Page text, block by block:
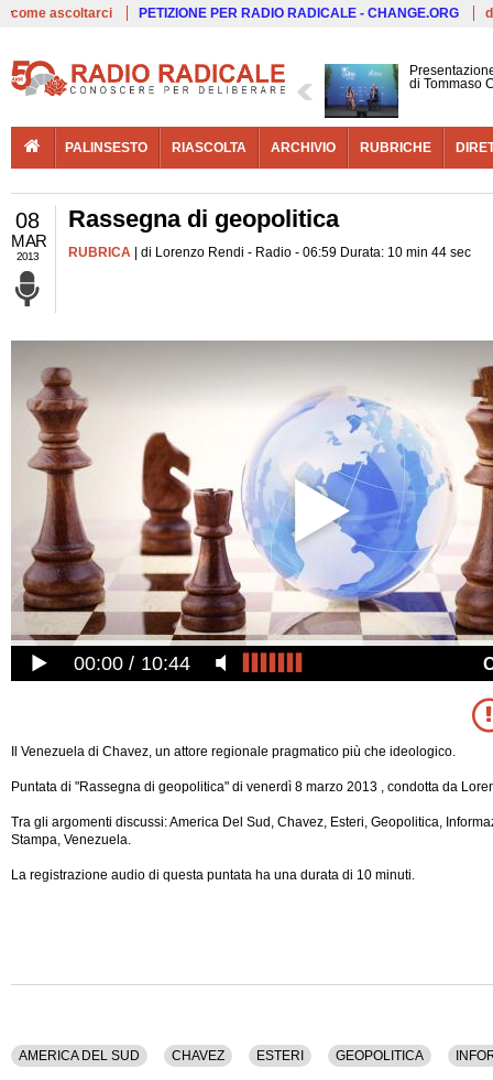
come ascoltarci PETIZIONE PER RADIO RADICALE - CHANGE.ORG
di Tommaso
PALINSESTO RIASCOLTA ARCHIVIO RUBRICHE
08
MAR
2013
Rassegna di geopolitica
RUBRICA | di Lorenzo Rendi - Radio - 06:59 Durata: 10 min 44 sec
00:00 10:44
Il Venezuela di Chavez, un attore regionale pragmatico più che ideologico.
Puntata di "Rassegna di geopolitica" di venerdì 8 marzo 2013 , condotta da
Tra gli argomenti discussi: America Del Sud, Chavez, Esteri, Geopolitica,
Stampa, Venezuela.
La registrazione audio di questa puntata ha una durata di 10 minuti.
AMERICA DEL SUD CHAVEZ ESTERI GEOPOLITICA